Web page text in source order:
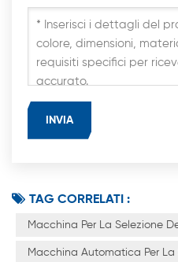
TAG CORRELATI :
Macchina Per La Selezione
Macchina Automatica Per